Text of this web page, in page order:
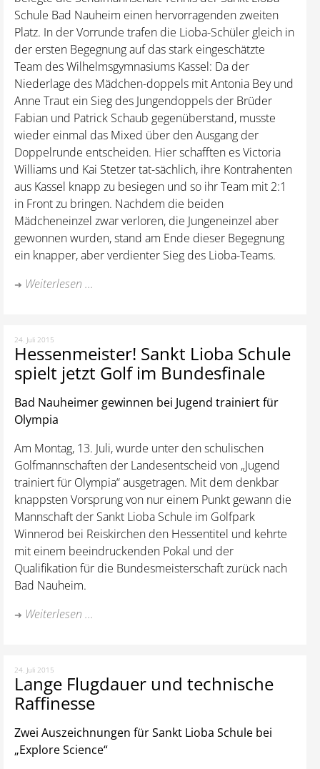
Schule Bad Nauheim einen hervorragenden zweiten
Platz. In der Vorrunde trafen die Lioba-Schüler gleich in
der ersten Begegnung auf das stark eingeschätzte
Team des Wilhelmsgymnasiums Kassel: Da der
Niederlage des Mädchen-doppels mit Antonia Bey und
Anne Traut ein Sieg des Jungendoppels der Brüder
Fabian und Patrick Schaub gegenüberstand, musste
wieder einmal das Mixed über den Ausgang der
Doppelrunde entscheiden. Hier schafften es Victoria
Williams und Kai Stetzer tat-sächlich, ihre Kontrahenten
aus Kassel knapp zu besiegen und so ihr Team mit 2:1
in Front zu bringen. Nachdem die beiden
Mädcheneinzel zwar verloren, die Jungeneinzel aber
gewonnen wurden, stand am Ende dieser Begegnung
ein knapper, aber verdienter Sieg des Lioba-Teams.
Weiterlesen ...
24. Juli 2015
Hessenmeister! Sankt Lioba Schule
spielt jetzt Golf im Bundesfinale
Bad Nauheimer gewinnen bei Jugend trainiert für
Olympia
Am Montag, 13. Juli, wurde unter den schulischen
Golfmannschaften der Landesentscheid von „Jugend
trainiert für Olympia“ ausgetragen. Mit dem denkbar
knappsten Vorsprung von nur einem Punkt gewann die
Mannschaft der Sankt Lioba Schule im Golfpark
Winnerod bei Reiskirchen den Hessentitel und kehrte
mit einem beeindruckenden Pokal und der
Qualifikation für die Bundesmeisterschaft zurück nach
Bad Nauheim.
Weiterlesen ...
24. Juli 2015
Lange Flugdauer und technische
Raffinesse
Zwei Auszeichnungen für Sankt Lioba Schule bei
„Explore Science“